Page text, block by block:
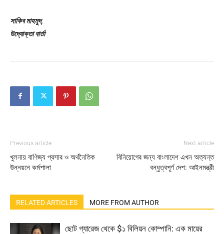
সাকিব মাহমুদ,
উদ্যোক্তা বার্তা
Previous article
খুলনায় বাণিজ্য প্রসার ও অর্থনৈতিক
উন্নয়নে কর্মশালা
Next article
বিনিয়োগের জন্য বাংলাদেশ এখন অত্যন্ত
বন্ধুত্বপূর্ণ দেশ: আইনমন্ত্রী
RELATED ARTICLES MORE FROM AUTHOR
ছোট গ্যারেজ থেকে $১ বিলিয়ন কোম্পানি: এক মায়ের